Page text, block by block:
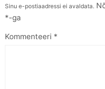
Sinu e-postiaadressi ei avaldata.
*-ga
Kommenteeri *